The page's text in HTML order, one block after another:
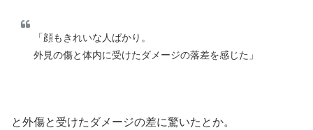
「顔もきれいな人ばかり。
外見の傷と体内に受けたダメージの落差を感じた」
と外傷と受けたダメージの差に驚いたとか。